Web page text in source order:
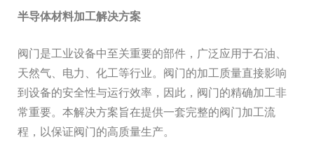
半导体材料加工解决方案
阀门是工业设备中至关重要的部件，广泛应用于石油、
天然气、电力、化工等行业。阀门的加工质量直接影响
到设备的安全性与运行效率，因此，阀门的精确加工非
常重要。本解决方案旨在提供一套完整的阀门加工流
程，以保证阀门的高质量生产。